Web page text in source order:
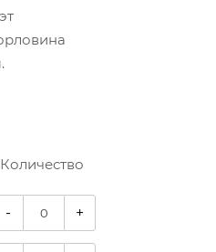
Количество
- +